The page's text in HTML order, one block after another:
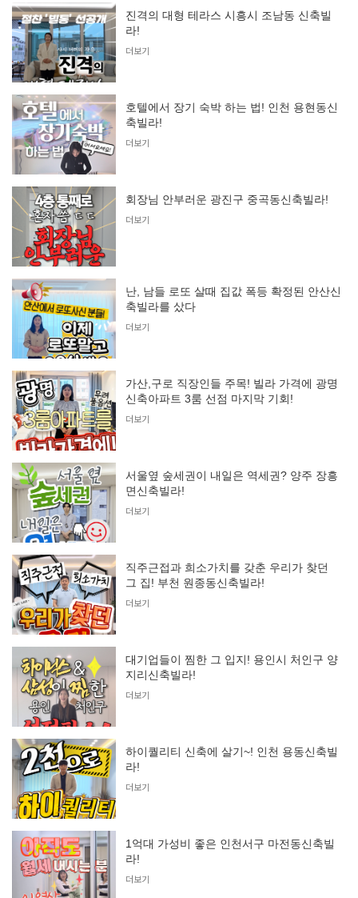
진격의 대형 테라스 시흥시 조남동 신축빌
라!
더보기
호텔에서 장기 숙박 하는 법! 인천 용현동신
축빌라!
더보기
회장님 안부러운 광진구 중곡동신축빌라!
더보기
난, 남들 로또 살때 집값 폭등 확정된 안산신
축빌라를 샀다
더보기
가산,구로 직장인들 주목! 빌라 가격에 광명
신축아파트 3룸 선점 마지막 기회!
더보기
서울옆 숲세권이 내일은 역세권? 양주 장흥
면신축빌라!
더보기
직주근접과 희소가치를 갖춘 우리가 찾던
그 집! 부천 원종동신축빌라!
더보기
대기업들이 찜한 그 입지! 용인시 처인구 양
지리신축빌라!
더보기
하이퀄리티 신축에 살기~! 인천 용동신축빌
라!
더보기
1억대 가성비 좋은 인천서구 마전동신축빌
라!
더보기